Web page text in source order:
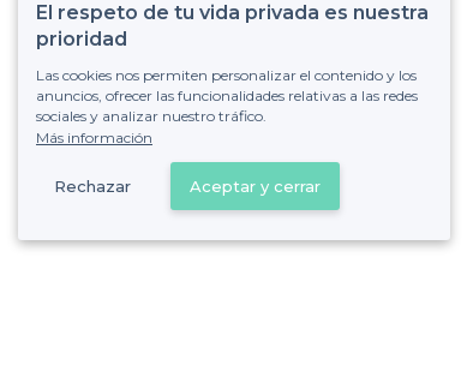
El respeto de tu vida privada es nuestra
prioridad
Las cookies nos permiten personalizar el contenido y los
anuncios, ofrecer las funcionalidades relativas a las redes
sociales y analizar nuestro tráfico.
Más información
Rechazar Aceptar y cerrar